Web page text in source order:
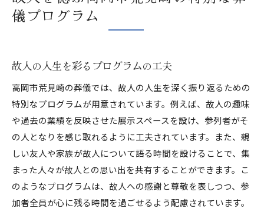
儀プログラム
故人の人生を彩るプログラムの工夫
高岡市荒見崎の葬儀では、故人の人生を深く振り返るための
特別なプログラムが用意されています。例えば、故人の趣味
や過去の業績を反映させた展示スペースを設け、参列者がそ
の人となりを感じ取れるように工夫されています。また、親
しい友人や家族が故人について語る時間を設けることで、集
まった人々が故人との思い出を共有することができます。こ
のようなプログラムは、故人への感謝と尊敬を表しつつ、参
加者全員が心に残る時間を過ごせるよう配慮されています。